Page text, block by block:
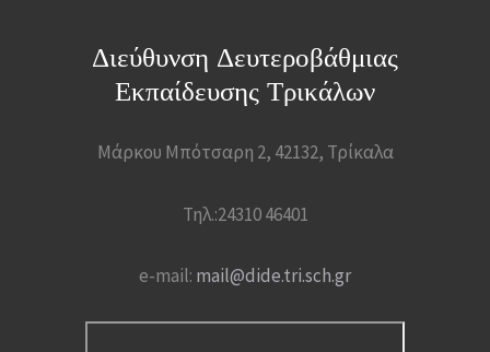
Διεύθυνση Δευτεροβάθμιας
Εκπαίδευσης Τρικάλων
Μάρκου Μπότσαρη 2, 42132, Τρίκαλα
Τηλ.:24310 46401
e-mail: mail@dide.tri.sch.gr